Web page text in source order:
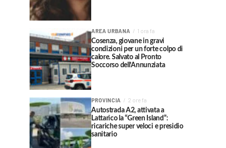
AREA URBANA 1 ora fa
Cosenza, giovane in gravi
condizioni per un forte colpo di
calore. Salvato al Pronto
Soccorso dell’Annunziata
PROVINCIA 2 ore fa
Autostrada A2, attivata a
Lattarico la “Green Island”:
ricariche super veloci e presidio
sanitario